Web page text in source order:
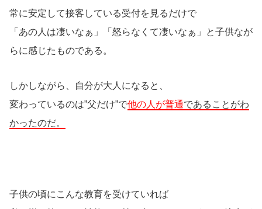
常に安定して接客している受付を見るだけで
「あの人は凄いなぁ」「怒らなくて凄いなぁ」と子供なが
らに感じたものである。
しかしながら、自分が大人になると、
変わっているのは”父だけ”で他の人が普通であることがわ
かったのだ。
子供の頃にこんな教育を受けていれば